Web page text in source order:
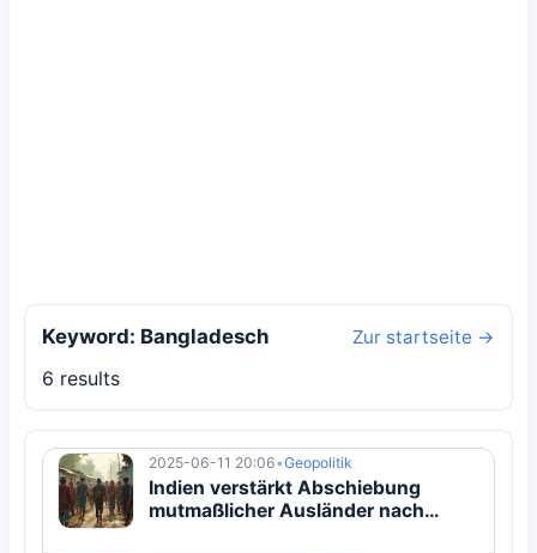
Keyword: Bangladesch Zur startseite →
6 results
2025-06-11 20:06•Geopolitik
Indien verstärkt Abschiebung
mutmaßlicher Ausländer nach